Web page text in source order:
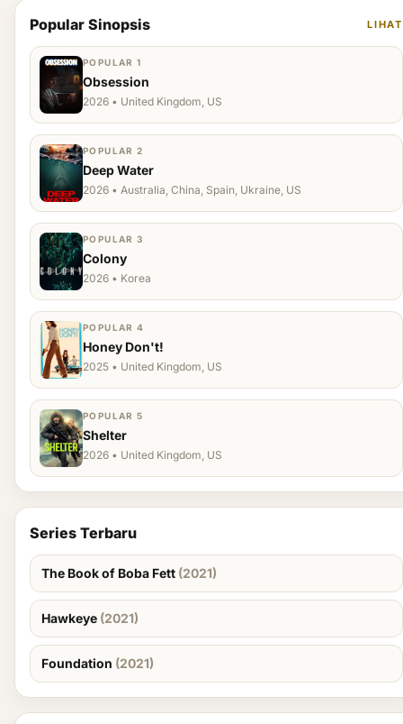
Popular Sinopsis LIHAT
POPULAR 1
Obsession
2026 • United Kingdom, US
POPULAR 2
Deep Water
2026 • Australia, China, Spain, Ukraine, US
POPULAR 3
Colony
2026 • Korea
POPULAR 4
Honey Don't!
2025 • United Kingdom, US
POPULAR 5
Shelter
2026 • United Kingdom, US
Series Terbaru
The Book of Boba Fett (2021)
Hawkeye (2021)
Foundation (2021)